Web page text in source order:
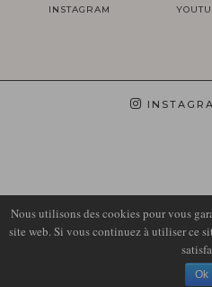
INSTAGRAM
THEME
Nous utilisons des cookies pour vous
site web. Si vous continuez à utiliser ce
Ok